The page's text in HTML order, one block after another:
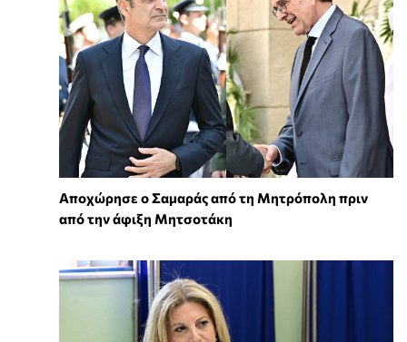
Αποχώρησε ο Σαμαράς από τη Μητρόπολη πριν
από την άφιξη Μητσοτάκη